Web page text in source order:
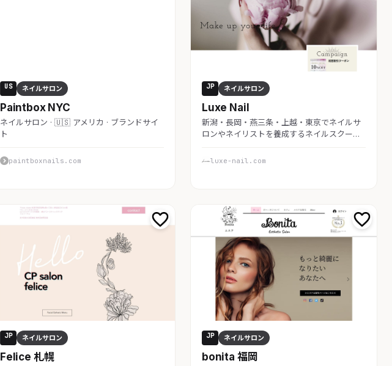
US ネイルサロン
Paintbox NYC
ネイルサロン · 🇺🇸 アメリカ · ブランドサイ
ト
paintboxnails.com
JP ネイルサロン
Luxe Nail
新潟・長岡・燕三条・上越・東京でネイルサ
ロンやネイリストを養成するネイルスクー…
luxe-nail.com
JP ネイルサロン
Felice 札幌
JP ネイルサロン
bonita 福岡